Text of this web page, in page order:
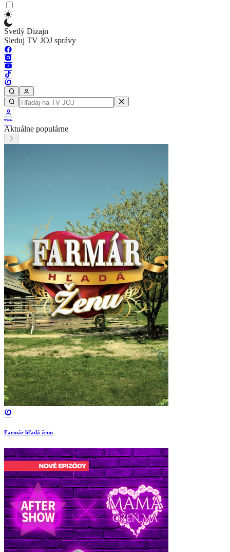
Svetlý Dizajn
Sleduj TV JOJ správy
Aktuálne populárne
Farmár hľadá ženu